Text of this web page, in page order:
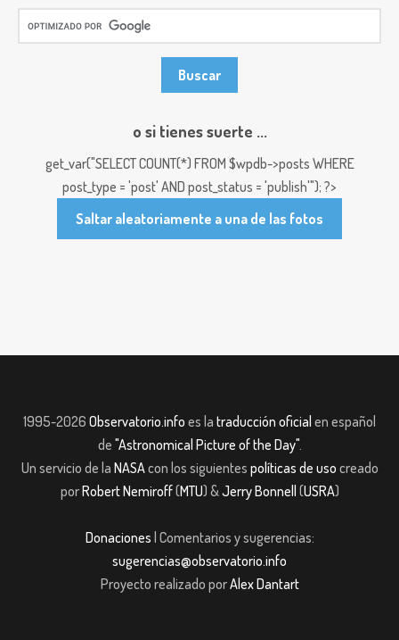
o si tienes suerte ...
get_var("SELECT COUNT(*) FROM $wpdb->posts WHERE
post_type = 'post' AND post_status = 'publish'"); ?>
Saltar aleatoriamente a una de las fotos
1995-2026 Observatorio.info es la traducción oficial en español
de "Astronomical Picture of the Day".
Un servicio de la NASAcon los siguientes políticas de uso creado
porRobert Nemiroff(MTU) &Jerry Bonnell (USRA)
Donaciones | Comentarios y sugerencias:
sugerencias@observatorio.info
Proyecto realizado porAlex Dantart